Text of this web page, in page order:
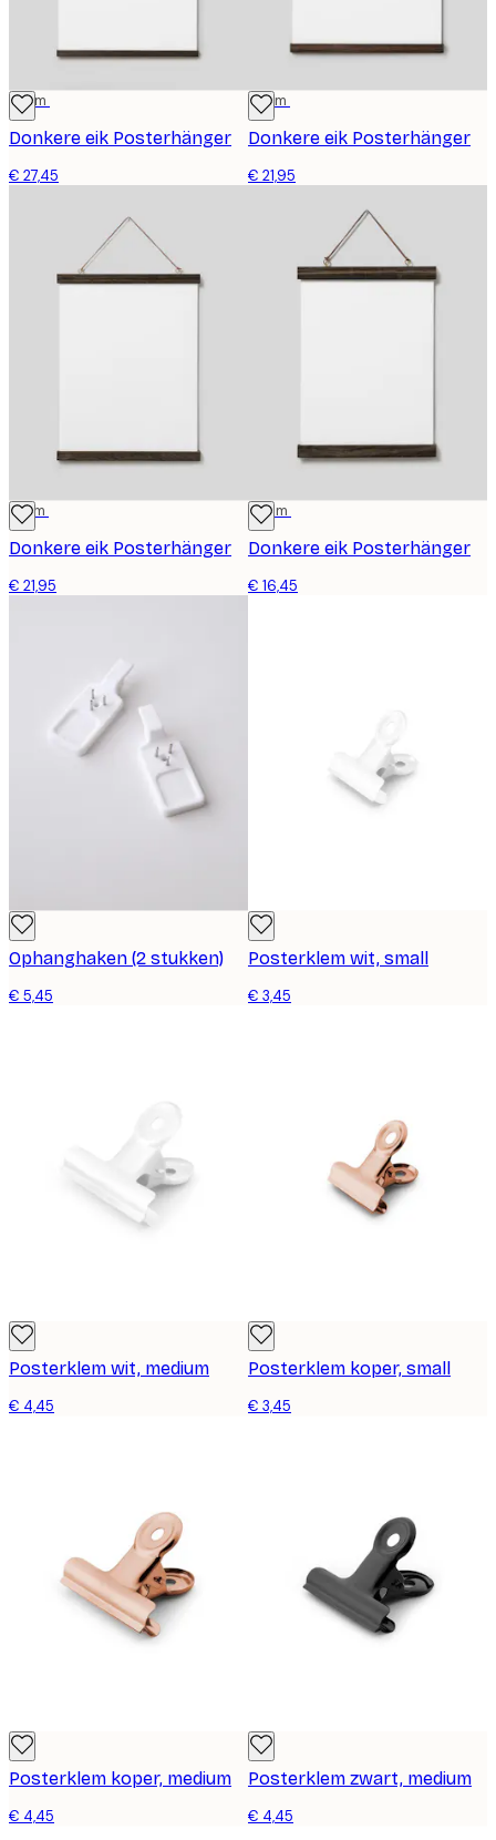
51 cm
Donkere eik Posterhänger
€ 27,45
41 cm
Donkere eik Posterhänger
€ 21,95
31 cm
Donkere eik Posterhänger
€ 21,95
22 cm
Donkere eik Posterhänger
€ 16,45
Ophanghaken (2 stukken)
€ 5,45
Posterklem wit, small
€ 3,45
Posterklem wit, medium
€ 4,45
Posterklem koper, small
€ 3,45
Posterklem koper, medium
€ 4,45
Posterklem zwart, medium
€ 4,45